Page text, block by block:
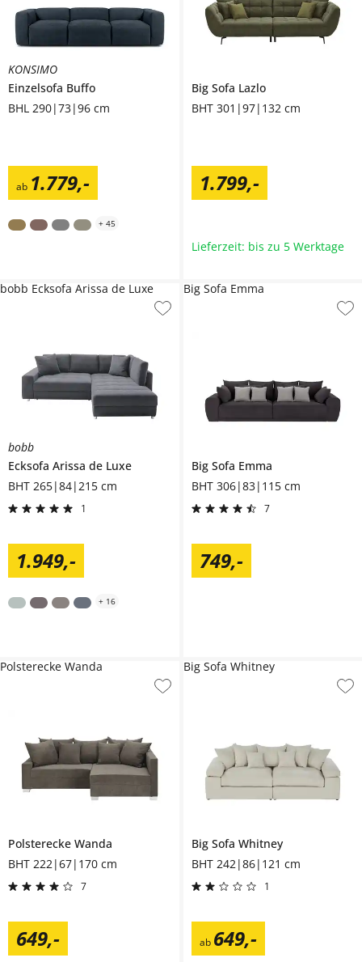
KONSIMO
Einzelsofa Buffo
BHL 290|73|96 cm
ab 1.779,-
+ 45
Big Sofa Lazlo
BHT 301|97|132 cm
1.799,-
Lieferzeit: bis zu 5 Werktage
bobb
Ecksofa Arissa de Luxe
BHT 265|84|215 cm
1
1.949,-
bobb Ecksofa Arissa de Luxe
+ 16
Big Sofa Emma
BHT 306|83|115 cm
7
749,-
Big Sofa Emma
Polsterecke Wanda
BHT 222|67|170 cm
7
649,-
Polsterecke Wanda
Big Sofa Whitney
BHT 242|86|121 cm
1
ab 649,-
Big Sofa Whitney